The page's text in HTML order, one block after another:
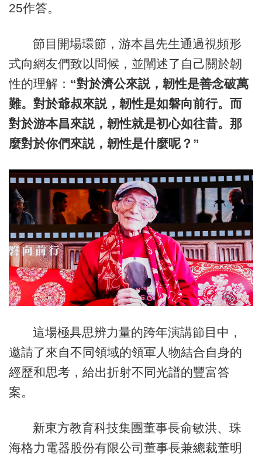
25作答。
節目開場環節，游本昌先生通過視頻形
式向網友們致以問候，並闡述了自己關於韌
性的理解： “對於濟公來説，韌性是善念破萬
難。對於爺叔來説，韌性是如磐向前行。而
對於游本昌來説，韌性就是初心如往昔。那
麼對於你們來説，韌性是什麼呢？”
這場極具思辨力量的跨年演講節目中，
邀請了來自不同領域的領軍人物結合自身的
經歷和思考，給出折射不同光譜的豐富答
案。
新東方教育科技集團董事長俞敏洪、珠
海格力電器股份有限公司董事長兼總裁董明